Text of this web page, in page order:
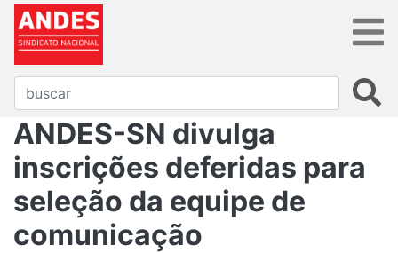
ANDES-SN divulga
inscrições deferidas para
seleção da equipe de
comunicação